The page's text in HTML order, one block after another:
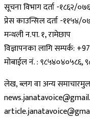
सूचना विभाग दर्ता -१८६२/
प्रेस काउन्सिल दर्ता -११५४/
मन्थली न.पा. १, रामेछाप
विज्ञापनका लागि सम्पर्क:
मोबाईल नं. : ९८५४०४०५८६,
लेख, ब्लग वा अन्य